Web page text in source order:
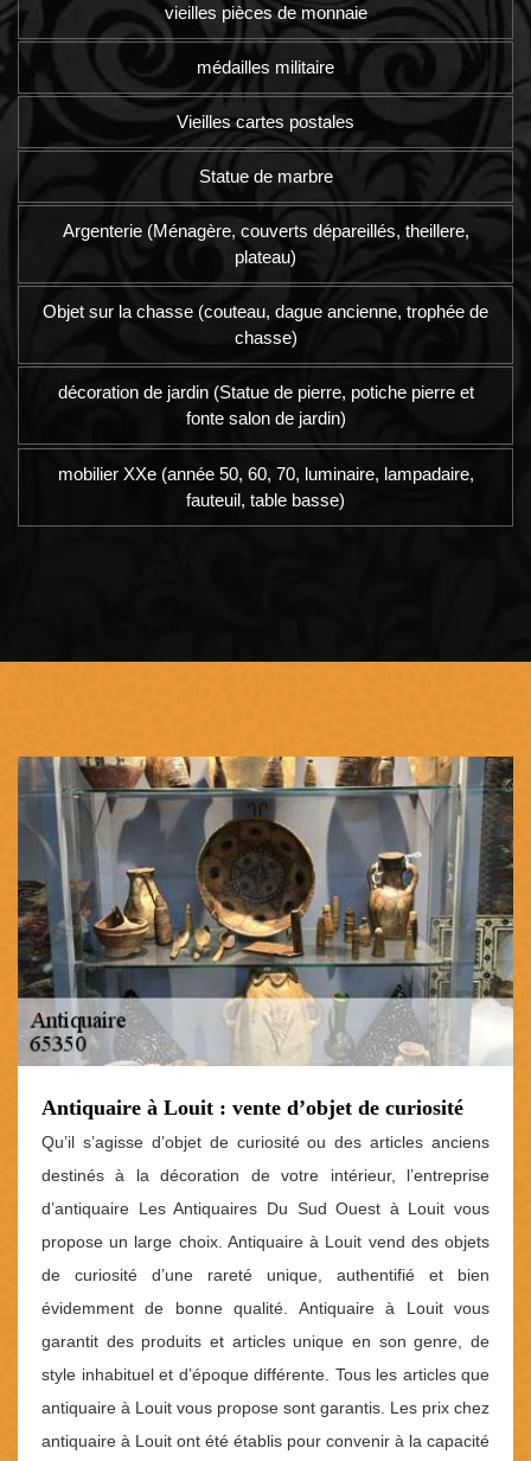
vieilles pièces de monnaie
médailles militaire
Vieilles cartes postales
Statue de marbre
Argenterie (Ménagère, couverts dépareillés, theillere,
plateau)
Objet sur la chasse (couteau, dague ancienne, trophée de
chasse)
décoration de jardin (Statue de pierre, potiche pierre et
fonte salon de jardin)
mobilier XXe (année 50, 60, 70, luminaire, lampadaire,
fauteuil, table basse)
Antiquaire à Louit : vente d’objet de curiosité
Qu’il s’agisse d’objet de curiosité ou des articles anciens
destinés à la décoration de votre intérieur, l’entreprise
d’antiquaire Les Antiquaires Du Sud Ouest à Louit vous
propose un large choix. Antiquaire à Louit vend des objets
de curiosité d’une rareté unique, authentifié et bien
évidemment de bonne qualité. Antiquaire à Louit vous
garantit des produits et articles unique en son genre, de
style inhabituel et d’époque différente. Tous les articles que
antiquaire à Louit vous propose sont garantis. Les prix chez
antiquaire à Louit ont été établis pour convenir à la capacité